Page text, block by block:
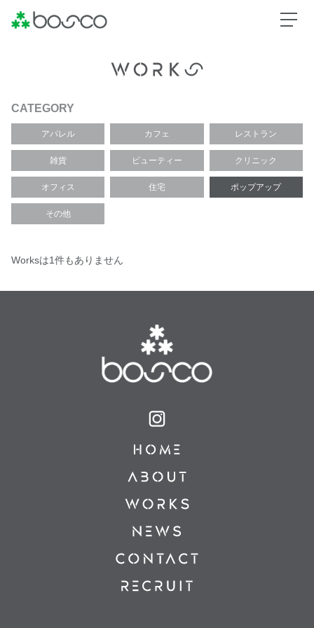
CATEGORY
アパレル カフェ レストラン
雑貨 ビューティー クリニック
オフィス 住宅 ポップアップ
その他
Worksは1件もありません